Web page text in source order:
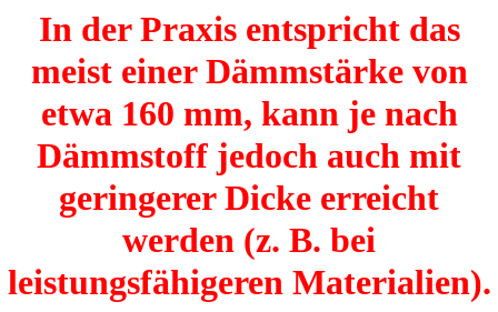
In der Praxis entspricht das
meist einer Dämmstärke von
etwa 160 mm, kann je nach
Dämmstoff jedoch auch mit
geringerer Dicke erreicht
werden (z. B. bei
leistungsfähigeren Materialien).